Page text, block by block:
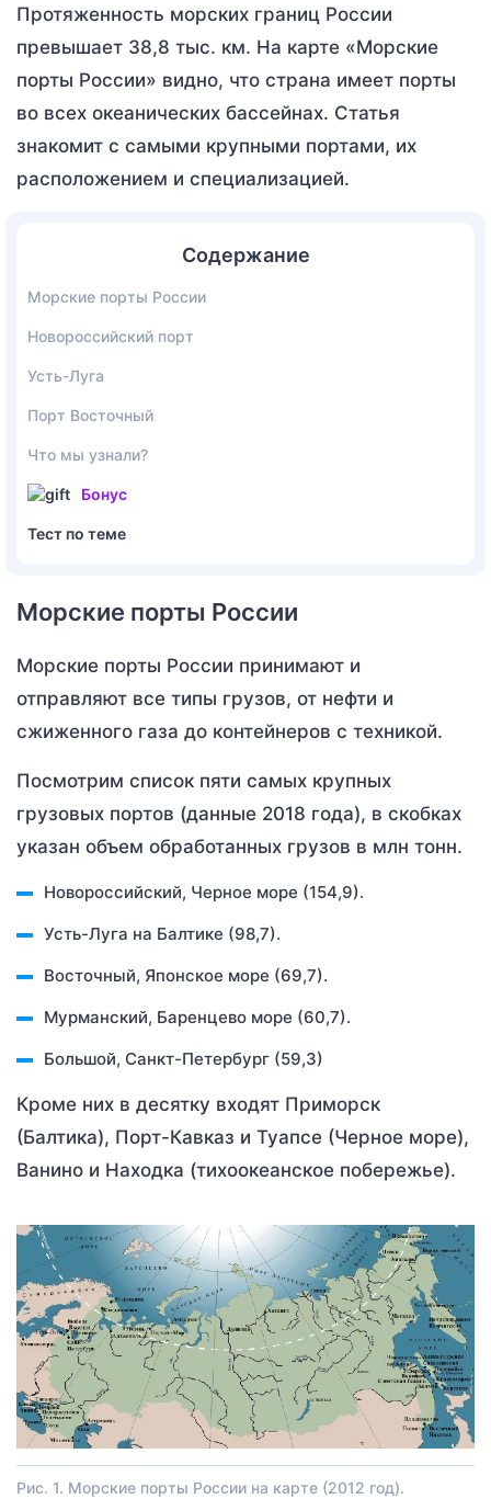
Протяженность морских границ России
превышает 38,8 тыс. км. На карте «Морские
порты России» видно, что страна имеет порты
во всех океанических бассейнах. Статья
знакомит с самыми крупными портами, их
расположением и специализацией.
Содержание
Морские порты России
Новороссийский порт
Усть-Луга
Порт Восточный
Что мы узнали?
Бонус
Тест по теме
Морские порты России
Морские порты России принимают и
отправляют все типы грузов, от нефти и
сжиженного газа до контейнеров с техникой.
Посмотрим список пяти самых крупных
грузовых портов (данные 2018 года), в скобках
указан объем обработанных грузов в млн тонн.
Новороссийский, Черное море (154,9).
Усть-Луга на Балтике (98,7).
Восточный, Японское море (69,7).
Мурманский, Баренцево море (60,7).
Большой, Санкт-Петербург (59,3)
Кроме них в десятку входят Приморск
(Балтика), Порт-Кавказ и Туапсе (Черное море),
Ванино и Находка (тихоокеанское побережье).
Рис. 1. Морские порты России на карте (2012 год).